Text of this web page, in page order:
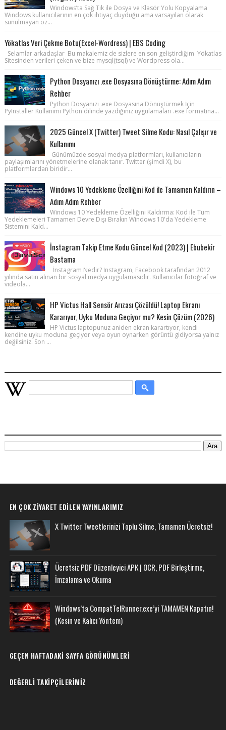
Windows’ta Sağ Tık ile Dosya ve Klasör Yolu Kopyalama
Windows kullanıcılarının en çok ihtiyaç duyduğu ama varsayılan olarak
sunulmayan öz...
Yökatlas Veri Çekme Botu(Excel-Wordress) | EBS Coding
Selamlar arkadaşlar Bu makalemiz de sizlere en son geliştirdiğim Yökatlas
Sitesinden verileri çeken ve bize mysql(tsql) ve Wordpress ola...
Python Dosyanızı .exe Dosyasına Dönüştürme: Adım Adım
Rehber
Python Dosyanızı .exe Dosyasına Dönüştürmek İçin
PyInstaller Kullanımı Python dilinde yazdığınız uygulamaları .exe formatına...
2025 Güncel X (Twitter) Tweet Silme Kodu: Nasıl Çalışır ve
Kullanımı
Günümüzde sosyal medya platformları, kullanıcıların
paylaşımlarını yönetmelerine olanak tanır. Twitter (şimdi X), bu
platformlardan biridir...
Windows 10 Yedekleme Özelliğini Kod ile Tamamen Kaldırın –
Adım Adım Rehber
Windows 10 Yedekleme Özelliğini Kaldırma: Kod ile Tüm
Yedeklemeleri Tamamen Devre Dışı Bırakın Windows 10'da Yedekleme
Sistemini Kald...
İnstagram Takip Etme Kodu Güncel Kod (2023) | Ebubekir
Bastama
İnstagram Nedir? Instagram, Facebook tarafından 2012
yılında satın alınan bir sosyal medya uygulamasıdır. Kullanıcılar fotoğraf ve
videola...
HP Victus Hall Sensör Arızası Çözüldü! Laptop Ekranı
Kararıyor, Uyku Moduna Geçiyor mu? Kesin Çözüm (2026)
HP Victus laptopunuz aniden ekran karartıyor, kendi
kendine uyku moduna geçiyor veya oyun oynarken görüntü gidiyorsa yalnız
değilsiniz. Son ...
EN ÇOK ZIYARET EDILEN YAYINLARIMIZ
X Twitter Tweetlerinizi Toplu Silme, Tamamen Ücretsiz!
Ücretsiz PDF Düzenleyici APK | OCR, PDF Birleştirme,
İmzalama ve Okuma
Windows’ta CompatTelRunner.exe’yi TAMAMEN Kapatın!
(Kesin ve Kalıcı Yöntem)
GEÇEN HAFTADAKI SAYFA GÖRÜNÜMLERI
DEĞERLI TAKIPÇILERIMIZ